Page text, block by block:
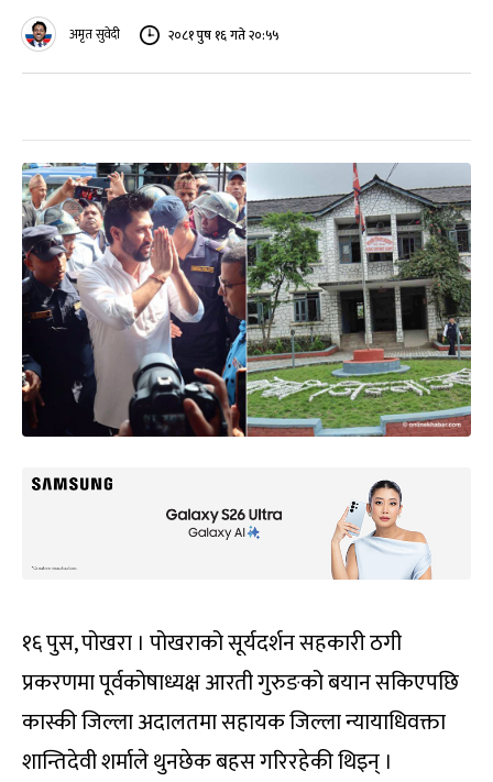
अमृत सुवेदी २०८१ पुष १६ गते २०:५५
१६ पुस, पोखरा । पोखराको सूर्यदर्शन सहकारी ठगी
प्रकरणमा पूर्वकोषाध्यक्ष आरती गुरुङको बयान सकिएपछि
कास्की जिल्ला अदालतमा सहायक जिल्ला न्यायाधिवक्ता
शान्तिदेवी शर्माले थुनछेक बहस गरिरहेकी थिइन् ।